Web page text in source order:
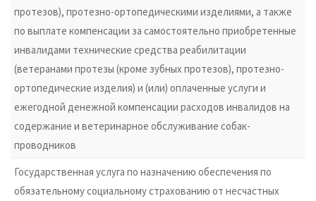
протезов), протезно-ортопедическими изделиями, а также
по выплате компенсации за самостоятельно приобретенные
инвалидами технические средства реабилитации
(ветеранами протезы (кроме зубных протезов), протезно-
ортопедические изделия) и (или) оплаченные услуги и
ежегодной денежной компенсации расходов инвалидов на
содержание и ветеринарное обслуживание собак-
проводников
Государственная услуга по назначению обеспечения по
обязательному социальному страхованию от несчастных